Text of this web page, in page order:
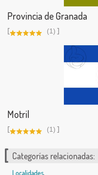
Provincia de Granada
[ (1) ]
Motril
[ (1) ]
Categorías relacionadas:
Localidades,